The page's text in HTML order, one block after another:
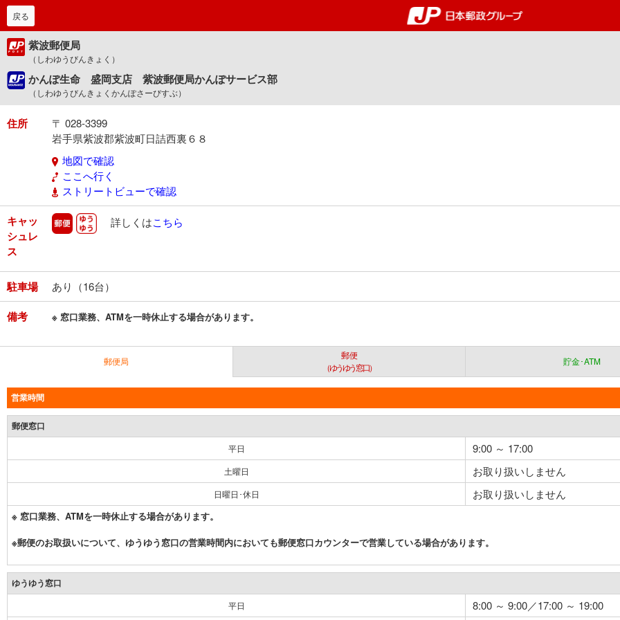
郵便局・日本郵政グルー
戻る
紫波郵便局
（しわゆうびんきょく）
かんぽ生命 盛岡支店 紫波郵便局かんぽサービス部
（しわゆうびんきょくかんぽさーびすぶ）
住所
〒 028-3399
岩手県紫波郡紫波町日詰西裏６８
地図で確認
ここへ行く
ストリートビューで確認
キャッ
シュレ
ス
郵便 ゆうゆう
詳しくはこちら
駐車場 あり（16台）
備考 ※ 窓口業務、ATMを一時休止する場合があります。
郵便局
郵便
（ゆうゆう窓口）
貯金･ATM
営業時間
郵便窓口
平日 9:00 ～ 17:00
土曜日 お取り扱いしません
日曜日･休日 お取り扱いしません
※ 窓口業務、ATMを一時休止する場合があります。
※郵便のお取扱いについて、ゆうゆう窓口の営業時間内においても郵便窓口カウンターで営業している場合があります。
ゆうゆう窓口
平日 8:00 ～ 9:00／17:00 ～ 19:00